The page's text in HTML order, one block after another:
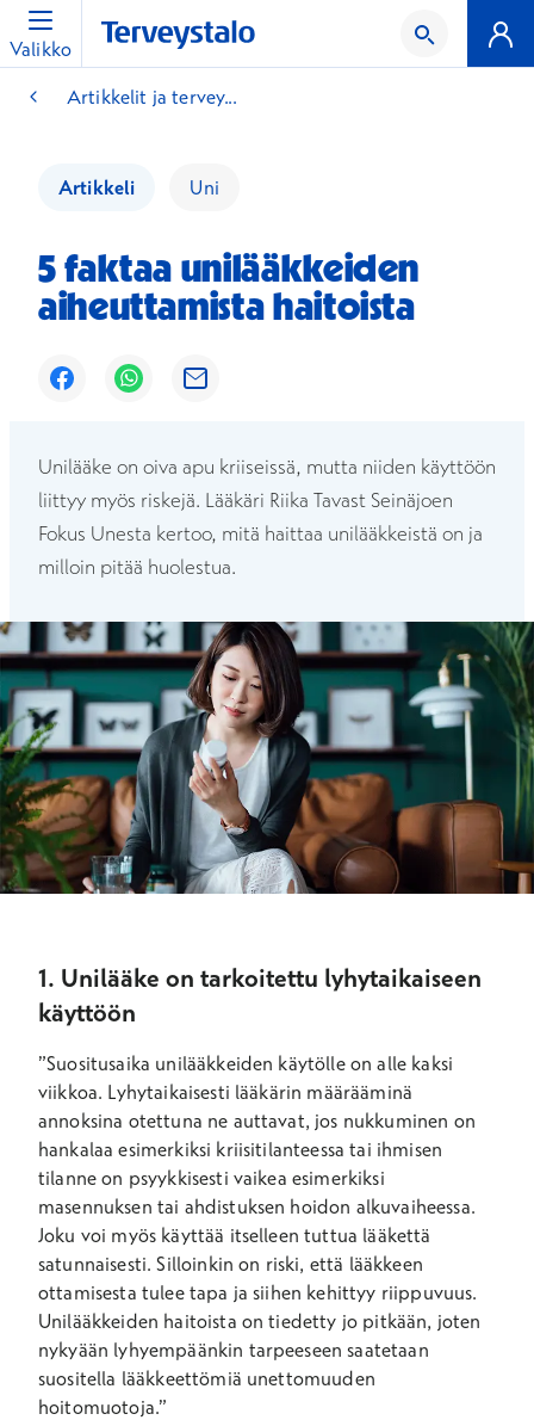
Valikko
Artikkelit ja tervey...
Artikkeli Uni
5 faktaa unilääkkeiden
aiheuttamista haitoista
Avautuu uuteen ikkunaan
Avautuu uuteen ikkunaan
Avautuu uuteen ikkunaan
Unilääke on oiva apu kriiseissä, mutta niiden käyttöön
liittyy myös riskejä. Lääkäri Riika Tavast Seinäjoen
Fokus Unesta kertoo, mitä haittaa unilääkkeistä on ja
milloin pitää huolestua.
1. Unilääke on tarkoitettu lyhytaikaiseen
käyttöön
”Suositusaika unilääkkeiden käytölle on alle kaksi
viikkoa. Lyhytaikaisesti lääkärin määrääminä
annoksina otettuna ne auttavat, jos nukkuminen on
hankalaa esimerkiksi kriisitilanteessa tai ihmisen
tilanne on psyykkisesti vaikea esimerkiksi
masennuksen tai ahdistuksen hoidon alkuvaiheessa.
Joku voi myös käyttää itselleen tuttua lääkettä
satunnaisesti. Silloinkin on riski, että lääkkeen
ottamisesta tulee tapa ja siihen kehittyy riippuvuus.
Unilääkkeiden haitoista on tiedetty jo pitkään, joten
nykyään lyhyempäänkin tarpeeseen saatetaan
suositella lääkkeettömiä unettomuuden
hoitomuotoja.”